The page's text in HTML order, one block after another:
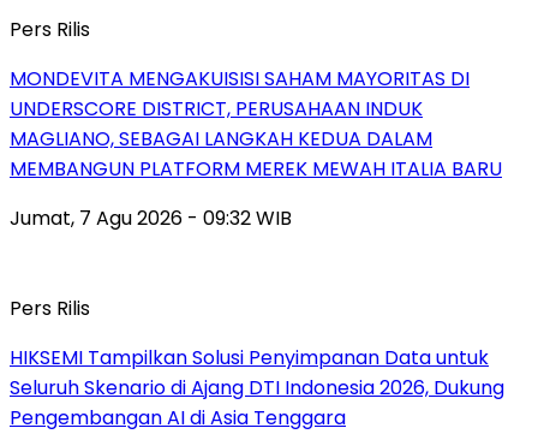
Pers Rilis
MONDEVITA MENGAKUISISI SAHAM MAYORITAS DI
UNDERSCORE DISTRICT, PERUSAHAAN INDUK
MAGLIANO, SEBAGAI LANGKAH KEDUA DALAM
MEMBANGUN PLATFORM MEREK MEWAH ITALIA BARU
Jumat, 7 Agu 2026 - 09:32 WIB
Pers Rilis
HIKSEMI Tampilkan Solusi Penyimpanan Data untuk
Seluruh Skenario di Ajang DTI Indonesia 2026, Dukung
Pengembangan AI di Asia Tenggara